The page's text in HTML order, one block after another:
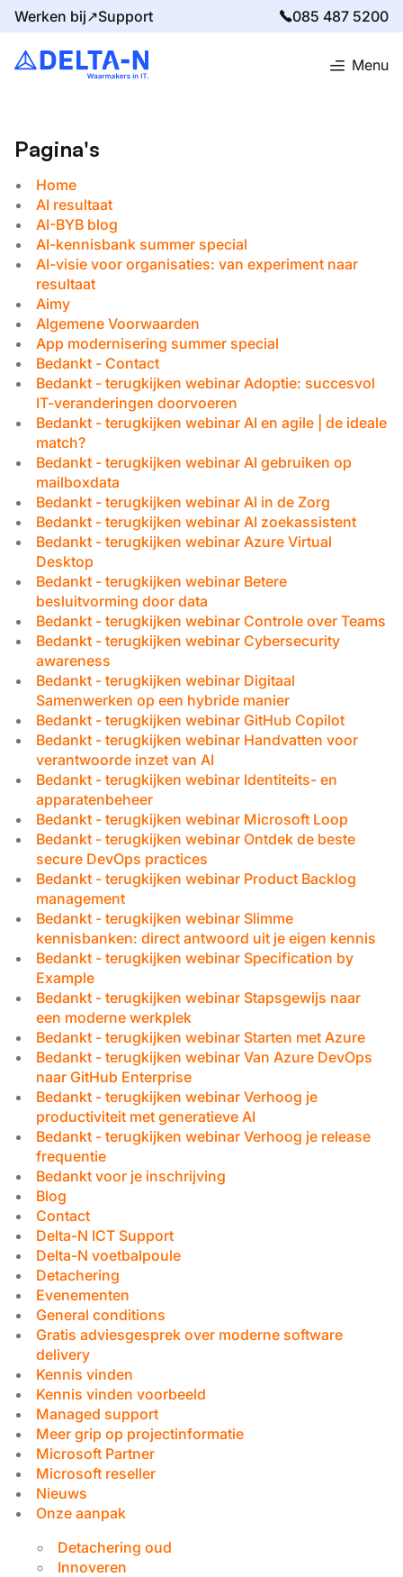
Werken bij↗Support 085 487 5200
Menu
Home Sitemap
Pagina's
Home
AI resultaat
AI-BYB blog
AI-kennisbank summer special
AI-visie voor organisaties: van experiment naar
resultaat
Aimy
Algemene Voorwaarden
App modernisering summer special
Bedankt - Contact
Bedankt - terugkijken webinar Adoptie: succesvol
IT-veranderingen doorvoeren
Bedankt - terugkijken webinar AI en agile | de ideale
match?
Bedankt - terugkijken webinar AI gebruiken op
mailboxdata
Bedankt - terugkijken webinar AI in de Zorg
Bedankt - terugkijken webinar AI zoekassistent
Bedankt - terugkijken webinar Azure Virtual
Desktop
Bedankt - terugkijken webinar Betere
besluitvorming door data
Bedankt - terugkijken webinar Controle over Teams
Bedankt - terugkijken webinar Cybersecurity
awareness
Bedankt - terugkijken webinar Digitaal
Samenwerken op een hybride manier
Bedankt - terugkijken webinar GitHub Copilot
Bedankt - terugkijken webinar Handvatten voor
verantwoorde inzet van AI
Bedankt - terugkijken webinar Identiteits- en
apparatenbeheer
Bedankt - terugkijken webinar Microsoft Loop
Bedankt - terugkijken webinar Ontdek de beste
secure DevOps practices
Bedankt - terugkijken webinar Product Backlog
management
Bedankt - terugkijken webinar Slimme
kennisbanken: direct antwoord uit je eigen kennis
Bedankt - terugkijken webinar Specification by
Example
Bedankt - terugkijken webinar Stapsgewijs naar
een moderne werkplek
Bedankt - terugkijken webinar Starten met Azure
Bedankt - terugkijken webinar Van Azure DevOps
naar GitHub Enterprise
Bedankt - terugkijken webinar Verhoog je
productiviteit met generatieve AI
Bedankt - terugkijken webinar Verhoog je release
frequentie
Bedankt voor je inschrijving
Blog
Contact
Delta-N ICT Support
Delta-N voetbalpoule
Detachering
Evenementen
General conditions
Gratis adviesgesprek over moderne software
delivery
Kennis vinden
Kennis vinden voorbeeld
Managed support
Meer grip op projectinformatie
Microsoft Partner
Microsoft reseller
Nieuws
Onze aanpak
Detachering oud
Innoveren